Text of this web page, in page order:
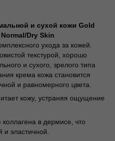
и сухой кожи Gold
Dry Skin
ухода за кожей.
текстурой, хорошо
и сухого, зрелого типа
крема кожа становится
и равномерного цвета.
кожу, устраняя ощущение
в дермисе, что
и эластичной.